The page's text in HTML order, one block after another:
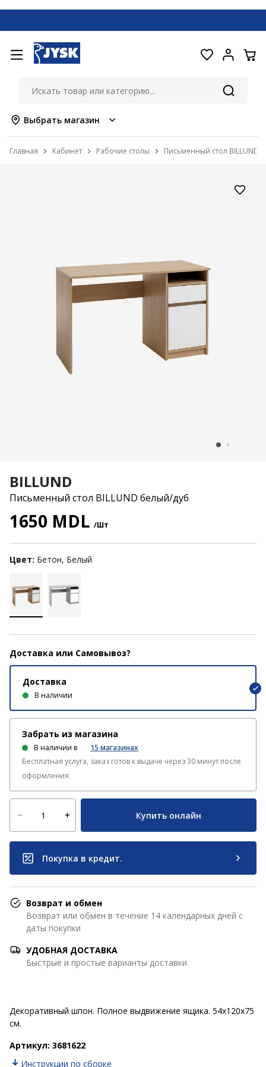
Выбрать магазин
Главная Кабинет Рабочие столы Письменный стол BILLUND
BILLUND
Письменный стол BILLUND белый/дуб
1650 MDL /Шт
Цвет: Бетон, Белый
Доставка или Самовывоз?
Доставка
В наличии
Забрать из магазина
В наличии в 15 магазинах
Бесплатная услуга, заказ готов к выдаче через 30 минут после
оформления
Купить онлайн
Покупка в кредит.
Возврат и обмен
Возврат или обмен в течение 14 календарных дней с
даты покупки
УДОБНАЯ ДОСТАВКА
Быстрые и простые варианты доставки
Декоративный шпон. Полное выдвижение ящика. 54x120x75
см.
Артикул: 3681622
Инструкции по сборке